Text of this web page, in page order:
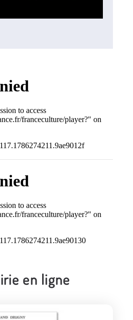
en ligne